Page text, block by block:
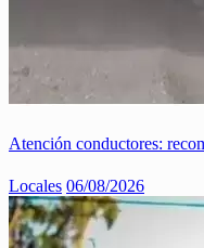
Atención conductores:
Locales 06/08/2026